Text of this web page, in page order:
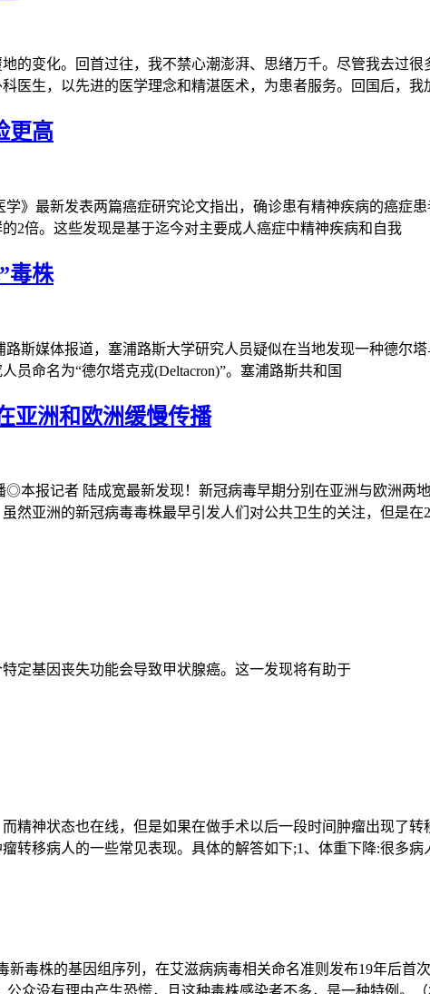
的变化。回首过往，我不禁心潮澎湃、思绪万千。尽管我去过
医生，以先进的医学理念和精湛医术，为患者服务。回国后，我
更高
》最新发表两篇癌症研究论文指出，确诊患有精神疾病的癌症
2倍。这些发现是基于迄今对主要成人癌症中精神疾病和自我
毒株
斯媒体报道，塞浦路斯大学研究人员疑似在当地发现一种德尔
命名为“德尔塔克戎(Deltacron)”。塞浦路斯共和国
亚洲和欧洲缓慢传播
报记者 陆成宽最新发现！新冠病毒早期分别在亚洲与欧洲两
然亚洲的新冠病毒毒株最早引发人们对公共卫生的关注，但是在2
定基因丧失功能会导致甲状腺癌。这一发现将有助于
精神状态也在线，但是如果在做手术以后一段时间肿瘤出现了
转移病人的一些常见表现。具体的解答如下;1、体重下降:很多病
毒株的基因组序列，在艾滋病病毒相关命名准则发布19年后首
众没有理由产生恐慌，且这种毒株感染者不多，是一种特例。